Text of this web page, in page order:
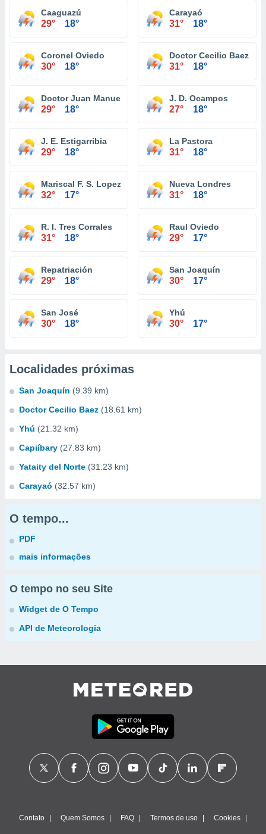
Caaguazú
29° 18°
Carayaó
31° 18°
Coronel Oviedo
30° 18°
Doctor Cecilio Baez
31° 18°
Doctor Juan Manuel Frutos
29° 18°
J. D. Ocampos
27° 18°
J. E. Estigarribia
29° 18°
La Pastora
31° 18°
Mariscal F. S. Lopez
32° 17°
Nueva Londres
31° 18°
R. I. Tres Corrales
31° 18°
Raul Oviedo
29° 17°
Repatriación
29° 18°
San Joaquín
30° 17°
San José
30° 18°
Yhú
30° 17°
Localidades próximas
San Joaquín (9.39 km)
Doctor Cecilio Baez (18.61 km)
Yhú (21.32 km)
Capiíbary (27.83 km)
Yataity del Norte (31.23 km)
Carayaó (32.57 km)
O tempo...
PDF
mais informações
O tempo no seu Site
Widget de O Tempo
API de Meteorologia
Contato Quem Somos FAQ Termos de uso Cookies